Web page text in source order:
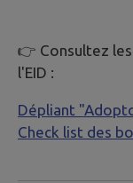
👉 Consultez
l'EID :
Dépliant
Check list des